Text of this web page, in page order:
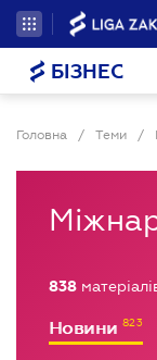
БІЗНЕС
Головна / Теми /
838
Новини